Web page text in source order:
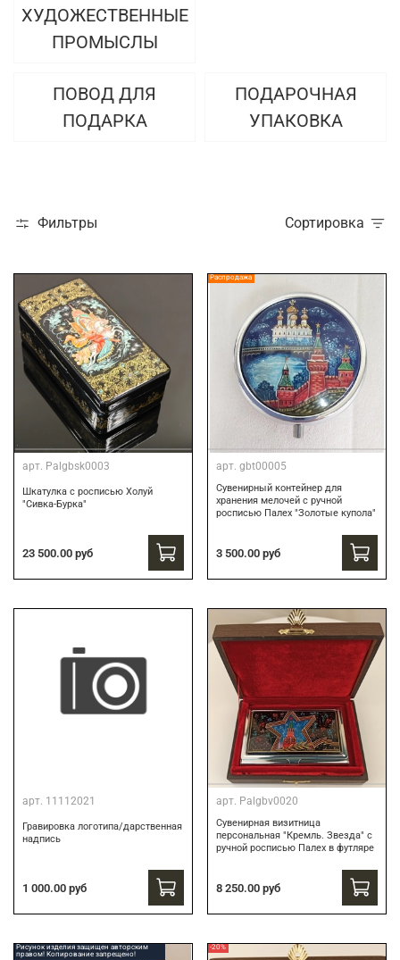
ХУДОЖЕСТВЕННЫЕ
ПРОМЫСЛЫ
ПОВОД ДЛЯ
ПОДАРКА
ПОДАРОЧНАЯ
УПАКОВКА
Фильтры Сортировка
арт. Palgbsk0003
Шкатулка с росписью Холуй
"Сивка-Бурка"
23 500.00 руб
Распродажа
арт. gbt00005
Сувенирный контейнер для
хранения мелочей с ручной
росписью Палех "Золотые купола"
3 500.00 руб
арт. 11112021
Гравировка логотипа/дарственная
надпись
1 000.00 руб
арт. Palgbv0020
Сувенирная визитница
персональная "Кремль. Звезда" с
ручной росписью Палех в футляре
8 250.00 руб
Рисунок изделия защищен авторским
правом! Копирование запрещено!
-20%